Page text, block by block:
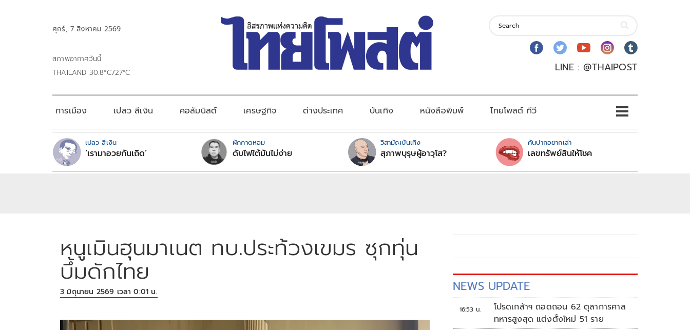
ศุกร์, 7 สิงหาคม 2569
สภาพอากาศวันนี้
THAILAND 30.8°C/27°C
LINE : @THAIPOST
การเมือง เปลว สีเงิน คอลัมนิสต์ เศรษฐกิจ ต่างประเทศ บันเทิง หนังสือพิมพ์ ไทยโพสต์ ทีวี
เปลว สีเงิน
‘เรามาอวยกันเถิด’
ผักกาดหอม
ดับไฟใต้มันไม่ง่าย
วิสามัญบันเทิง
สุภาพบุรุษผู้อาวุโส?
คันปากอยากเล่า
เลขทรัพย์สินให้โชค
หนูเมินฮุนมาเนต ทบ.ประท้วงเขมร ซุกทุ่น
บึ้มดักไทย
3 มิถุนายน 2569 เวลา 0:01 น. NEWS UPDATE
16:53 น.
โปรดเกล้าฯ ถอดถอน 62 ตุลาการศาล
ทหารสูงสุด แต่งตั้งใหม่ 51 ราย